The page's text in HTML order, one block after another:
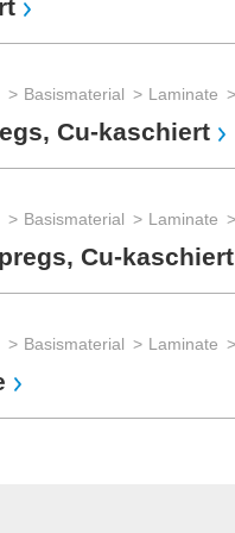
Basismaterial Laminate
Cu-kaschiert
Basismaterial Laminate
Cu-kaschiert
Basismaterial Laminate